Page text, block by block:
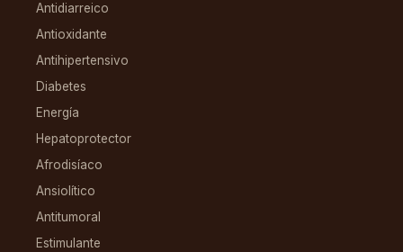
Antidiarreico
Antioxidante
Antihipertensivo
Diabetes
Energía
Hepatoprotector
Afrodisíaco
Ansiolítico
Antitumoral
Estimulante